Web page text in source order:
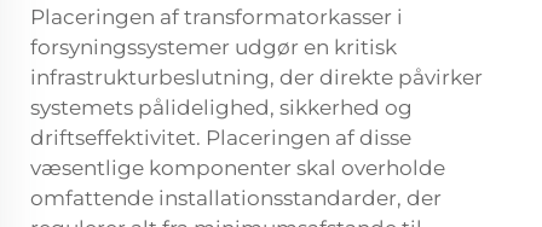
Placeringen af transformatorkasser i
forsyningssystemer udgør en kritisk
infrastrukturbeslutning, der direkte påvirker
systemets pålidelighed, sikkerhed og
driftseffektivitet. Placeringen af disse
væsentlige komponenter skal overholde
omfattende installationsstandarder, der